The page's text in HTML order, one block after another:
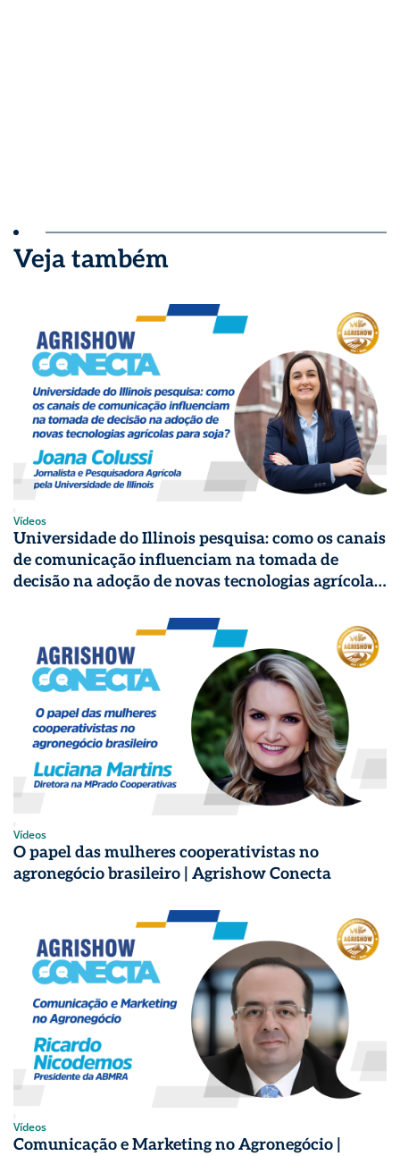
Veja também
Vídeos
Universidade do Illinois pesquisa: como os canais
de comunicação influenciam na tomada de
decisão na adoção de novas tecnologias agrícolas
Vídeos
O papel das mulheres cooperativistas no
agronegócio brasileiro | Agrishow Conecta
Vídeos
Comunicação e Marketing no Agronegócio |